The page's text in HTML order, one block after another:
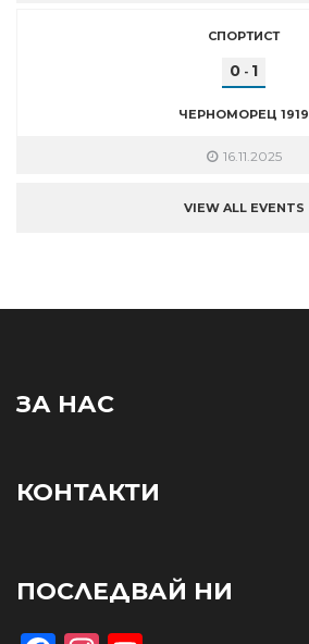
СПОРТИСТ
0 - 1
ЧЕРНОМОРЕЦ 1919
16.11.2025
VIEW ALL EVENTS
ЗА НАС
КОНТАКТИ
ПОСЛЕДВАЙ НИ